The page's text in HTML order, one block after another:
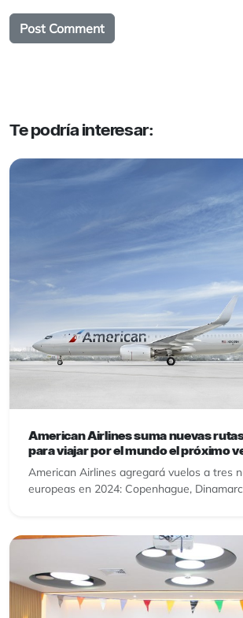
Te podría interesar:
American Airlines suma nuevas
para viajar por el mundo el próximo
American Airlines agregará vuelos a tres
europeas en 2024: Copenhague,